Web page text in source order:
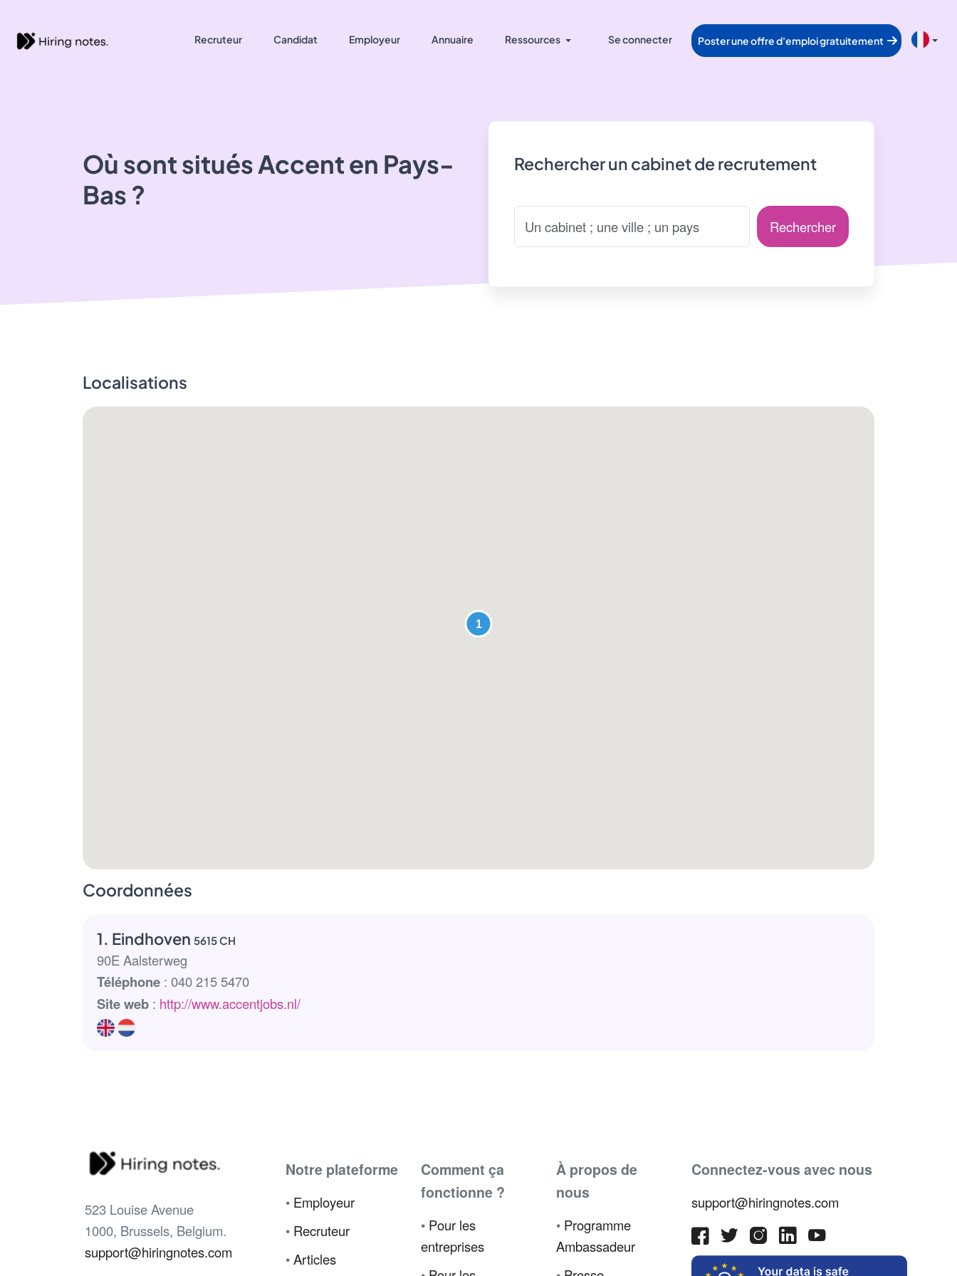
Recruteur Candidat Employeur Annuaire Ressources Se connecter Poster une offre d'emploi gratuitement
Où sont situésAccenten Pays-
Bas ?
Rechercher un cabinet de recrutement
Rechercher
Localisations
Coordonnées
1. Eindhoven 5615 CH
90E Aalsterweg
Téléphone: 040 215 5470
Site web: http://www.accentjobs.nl/
523 Louise Avenue
1000, Brussels, Belgium.
support@hiringnotes.com
Notre plateforme
• Employeur
• Recruteur
•Articles
Comment ça
fonctionne ?
• Pour les
entreprises
À propos de
nous
• Programme
Ambassadeur
Connectez-vous avec nous
support@hiringnotes.com